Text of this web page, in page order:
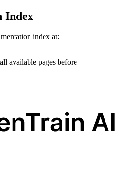
Index
index at:
available pages before